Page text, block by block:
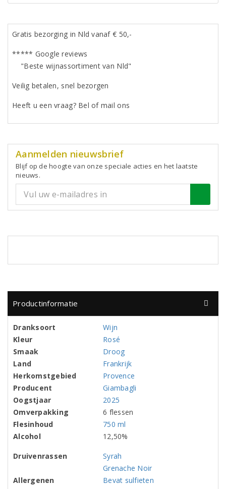
Gratis bezorging in Nld vanaf € 50,-
***** Google reviews
"Beste wijnassortiment van Nld"
Veilig betalen, snel bezorgen
Heeft u een vraag? Bel of mail ons
Aanmelden nieuwsbrief
Blijf op de hoogte van onze speciale acties en het laatste
nieuws.
Productinformatie
Dranksoort
Wijn
Kleur
Rosé
Smaak
Droog
Land
Frankrijk
Herkomstgebied
Provence
Producent
Giambagli
Oogstjaar
2025
Omverpakking
6 flessen
Flesinhoud
750 ml
Alcohol
12,50%
Druivenrassen
Syrah
Grenache Noir
Allergenen
Bevat sulfieten